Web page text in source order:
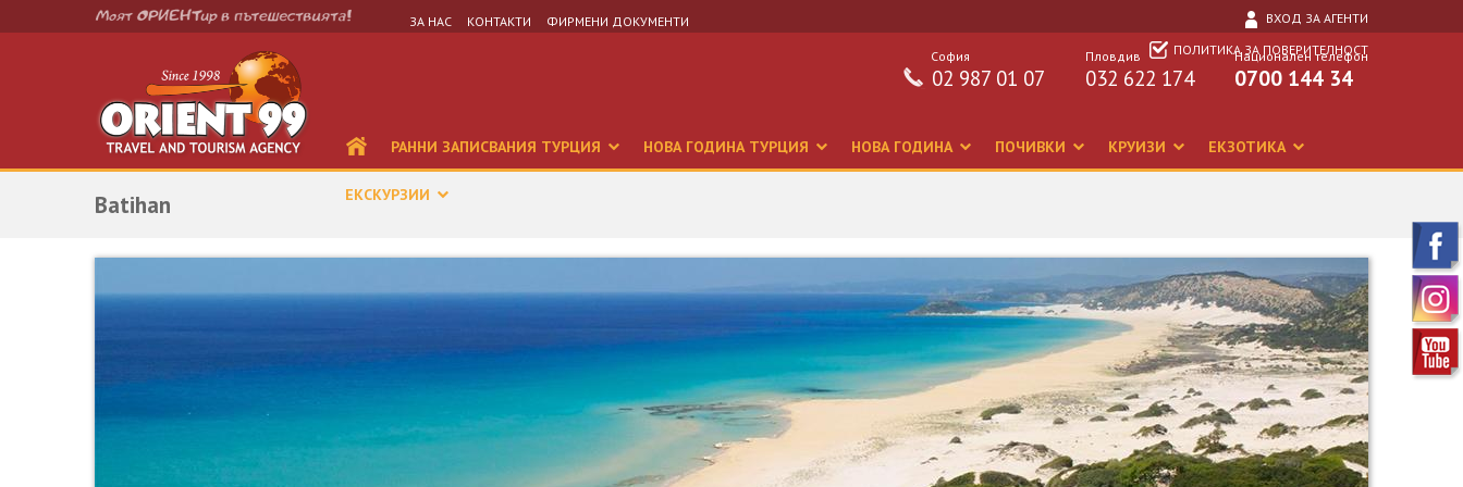
ЗА НАС КОНТАКТИ ФИРМЕНИ ДОКУМЕНТИ
ВХОД ЗА АГЕНТИ
ПОЛИТИКА ЗА ПОВЕРИТЕЛНОСТ
Национален телефон
0700 144 34
Пловдив
032 622 174
София
02 987 01 07
РАННИ ЗАПИСВАНИЯ ТУРЦИЯ НОВА ГОДИНА ТУРЦИЯ НОВА ГОДИНА ПОЧИВКИ КРУИЗИ ЕКЗОТИКА
ЕКСКУРЗИИ
Batihan